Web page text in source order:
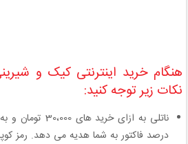
هنگام خرید اینترنتی کیک و
نکات زیر توجه کنید:
ناتلی به ازای خرید های 30،000 تومان و به بالا،
درصد فاکتور به شما هدیه می دهد. رمز